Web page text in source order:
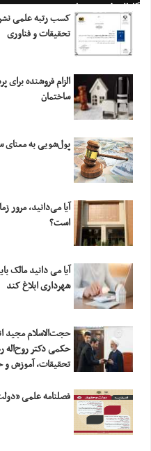
کانال خبری معاونت
کسب رتبه علمی
تحقیقات و فناوری
الزام فروشنده
ساختمان
پول‌شویی به معنای
آیا می‌دانید، مرور
است؟
آیا می دانید مالک
شهرداری ابلاغ کند
حجت‌الاسلام مجید
حکمی دکتر
تحقیقات، آموزش
فصلنامه علمی